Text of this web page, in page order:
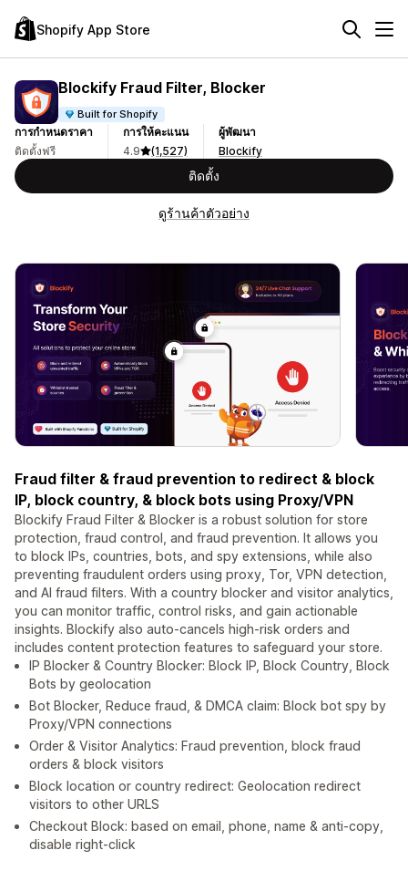
Shopify App Store
Blockify Fraud Filter, Blocker
Built for Shopify
การกำหนดราคา
ติดตั้งฟรี
การให้คะแนน
4.9
(1,527)
ผู้พัฒนา
Blockify
ติดตั้ง
ดูร้านค้าตัวอย่าง
Fraud filter & fraud prevention to redirect & block
IP, block country, & block bots using Proxy/VPN
Blockify Fraud Filter & Blocker is a robust solution for store
protection, fraud control, and fraud prevention. It allows you
to block IPs, countries, bots, and spy extensions, while also
preventing fraudulent orders using proxy, Tor, VPN detection,
and AI fraud filters. With a country blocker and visitor analytics,
you can monitor traffic, control risks, and gain actionable
insights. Blockify also auto-cancels high-risk orders and
includes content protection features to safeguard your store.
IP Blocker & Country Blocker: Block IP, Block Country, Block
Bots by geolocation
Bot Blocker, Reduce fraud, & DMCA claim: Block bot spy by
Proxy/VPN connections
Order & Visitor Analytics: Fraud prevention, block fraud
orders & block visitors
Block location or country redirect: Geolocation redirect
visitors to other URLS
Checkout Block: based on email, phone, name & anti-copy,
disable right-click